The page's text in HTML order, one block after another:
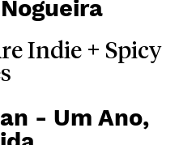
Indie + Spicy
- Um Ano,